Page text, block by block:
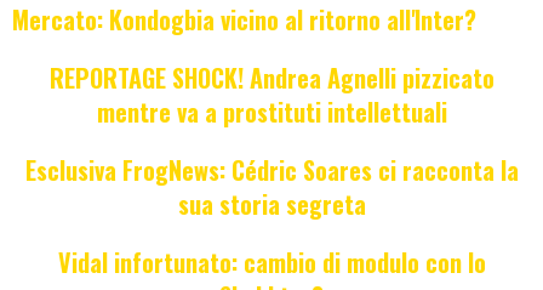
Mercato: Kondogbia vicino al ritorno all'Inter?
REPORTAGE SHOCK! Andrea Agnelli pizzicato
mentre va a prostituti intellettuali
Esclusiva FrogNews: Cédric Soares ci racconta la
sua storia segreta
Vidal infortunato: cambio di modulo con lo